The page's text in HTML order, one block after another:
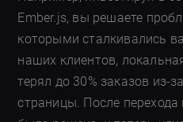
Ember.js, вы решаете
которыми сталкивались
наших клиентов,
терял до 30% заказов из-
страницы. После